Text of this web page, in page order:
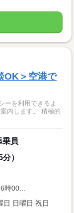
OK＞空港で
ーを利用できるよ
す。 積極的
乗員
）
時00...
日 日曜日 祝日